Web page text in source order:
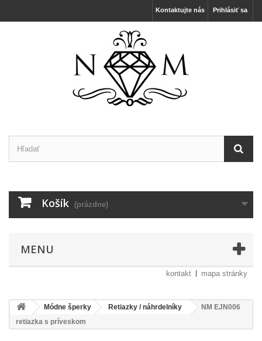
Prihlásiť sa
Kontaktujte nás
Košík (prázdne)
MENU
kontakt mapa stránky
Módne šperky Retiazky / náhrdelníky
NM EJN006
retiazka s príveskom